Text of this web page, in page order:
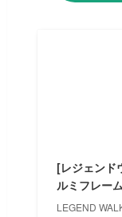
[レジェンド
ルミフレー
LEGEND